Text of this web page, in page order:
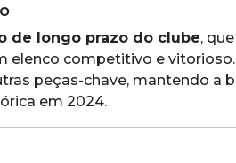
de longo prazo do clube,
elenco competitivo e
peças-chave, mantendo a
em 2024.